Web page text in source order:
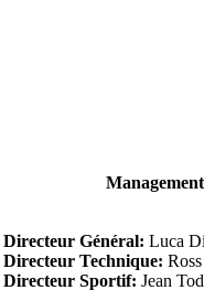
Management
Directeur Général: Luca
Directeur Technique:
Directeur Sportif: Jean